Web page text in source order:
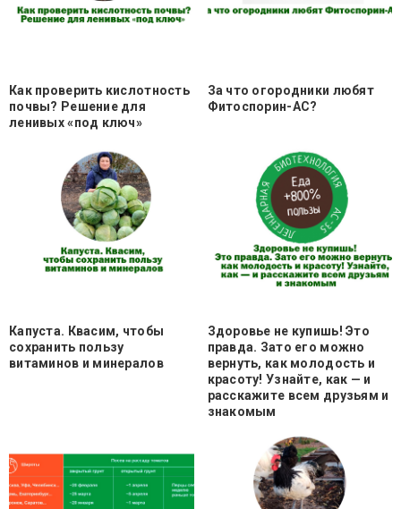
Как проверить кислотность
почвы? Решение для
ленивых «под ключ»
За что огородники любят
Фитоспорин-АС?
Капуста. Квасим, чтобы
сохранить пользу
витаминов и минералов
Здоровье не купишь! Это
правда. Зато его можно
вернуть, как молодость и
красоту! Узнайте, как — и
расскажите всем друзьям и
знакомым